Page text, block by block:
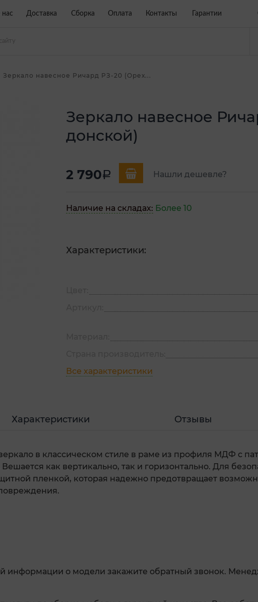
Доставка Сборка Оплата Контакты Гарантии
Зеркало навесное Ричард РЗ-20 (Орех...
Зеркало навесное
донской)
2 790a Нашли дешевле?
Наличие на складах: Более 10
Характеристики:
Все характеристики
Характеристики Отзывы
в классическом стиле в раме из профиля МДФ с
как вертикально, так и горизонтально. Для
пленкой, которая надежно предотвращает
информации о модели закажите обратный звонок.